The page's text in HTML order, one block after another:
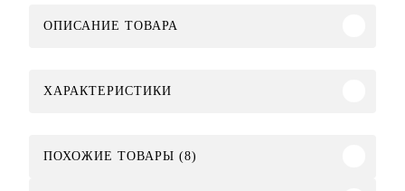
ОПИСАНИЕ ТОВАРА
ХАРАКТЕРИСТИКИ
ПОХОЖИЕ ТОВАРЫ (8)